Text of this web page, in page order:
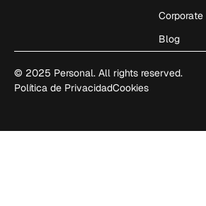
Corporate
Blog
© 2025 Personal. All rights reserved.
Política de PrivacidadCookies